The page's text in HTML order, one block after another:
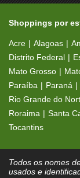
Shoppings por
Acre Alagoas
Distrito Federal
Mato Grosso
Paraíba
Paraná
Rio Grande do
Roraima
Santa
Tocantins
Todos os nomes
usados e